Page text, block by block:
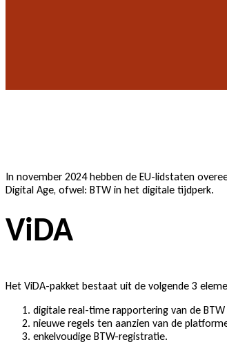
In november 2024 hebben de EU-lidstaten
Digital Age, ofwel: BTW in het digitale tijdperk.
ViDA
Het ViDA-pakket bestaat uit de volgende 3
digitale real-time rapportering van de
nieuwe regels ten aanzien van de
enkelvoudige BTW-registratie.